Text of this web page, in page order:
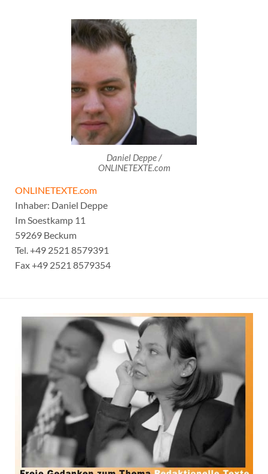
Daniel Deppe /
ONLINETEXTE.com
ONLINETEXTE.com
Inhaber: Daniel Deppe
Im Soestkamp 11
59269 Beckum
Tel. +49 2521 8579391
Fax +49 2521 8579354